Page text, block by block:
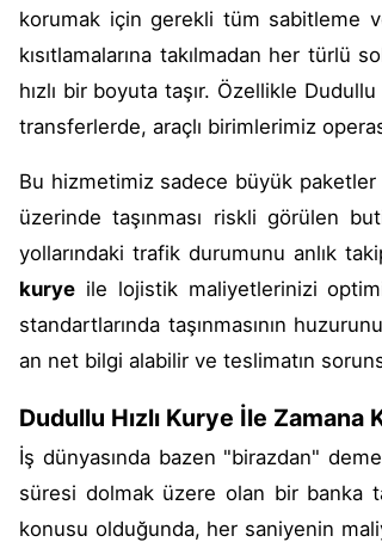
korumak için gerekli tüm sabitleme
kısıtlamalarına takılmadan her
hızlı bir boyuta taşır. Özellikle
transferlerde, araçlı birimlerimiz
Bu hizmetimiz sadece büyük
üzerinde taşınması riskli görülen
yollarındaki trafik durumunu anlık
kurye ile lojistik maliyetlerinizi
standartlarında taşınmasının
an net bilgi alabilir ve teslimatın
Dudullu Hızlı Kurye İle
İş dünyasında bazen "birazdan"
süresi dolmak üzere olan bir banka
konusu olduğunda, her saniyenin